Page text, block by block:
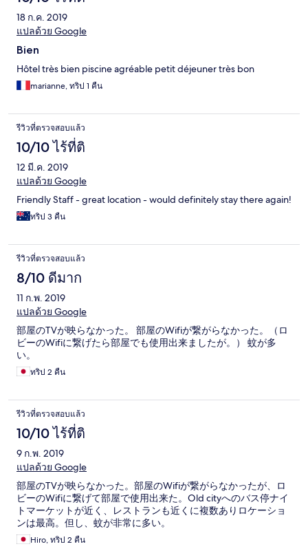
18 ก.ค. 2019
แปลด้วย Google
Bien
Hôtel très bien piscine agréable petit déjeuner très bon
marianne, ทริป 1 คืน
รีวิวที่ตรวจสอบแล้ว
10/10 ไร้ที่ติ
12 มี.ค. 2019
แปลด้วย Google
Friendly Staff - great location - would definitely stay there again!
ทริป 3 คืน
รีวิวที่ตรวจสอบแล้ว
8/10 ดีมาก
11 ก.พ. 2019
แปลด้วย Google
部屋のTVが映らなかった。 部屋のWifiが繋がらなかった。（ロ
ビーのWifiに繋げたら部屋でも使用出来ましたが。） 蚊が多
い。
ทริป 2 คืน
รีวิวที่ตรวจสอบแล้ว
10/10 ไร้ที่ติ
9 ก.พ. 2019
แปลด้วย Google
部屋のTVが映らなかった。部屋のWifiが繋がらなかったが、ロ
ビーのWifiに繋げて部屋で使用出来た。Old cityへのバス停ナイ
トマーケットが近く、レストランも近くに複数ありロケーショ
ンは最高。但し、蚊が非常に多い。
Hiro, ทริป 2 คืน